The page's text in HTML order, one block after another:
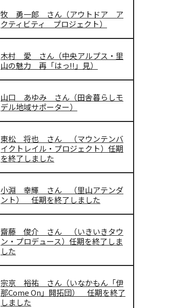
牧 勇一郎 さん（アウトドア ア
クティビティ プロジェクト）
木村 愛 さん（中央アルプス・里
山の魅力 再「はっ!!」見）
山口 あゆみ さん（田舎暮らしモ
デル地域サポーター）
東松 将也 さん （マウンテンバ
イクトレイル・プロジェクト）任期
を終了しました
小淵 幸輝 さん （里山アテンダ
ント） 任期を終了しました
齋藤 俊介 さん （いきいきタウ
ン・プロデュース）任期を終了しま
した
宗京 裕祐 さん（いなかもん「伊
那Come On」開拓団） 任期を終了
しました